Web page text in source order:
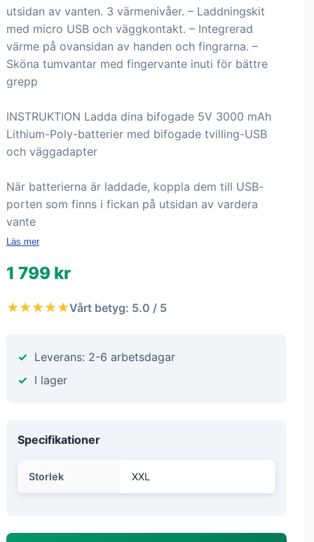
utsidan av vanten. 3 värmenivåer. – Laddningskit
med micro USB och väggkontakt. – Integrerad
värme på ovansidan av handen och fingrarna. –
Sköna tumvantar med fingervante inuti för bättre
grepp
INSTRUKTION Ladda dina bifogade 5V 3000 mAh
Lithium-Poly-batterier med bifogade tvilling-USB
och väggadapter
När batterierna är laddade, koppla dem till USB-
porten som finns i fickan på utsidan av vardera
vante
Läs mer
1 799 kr
★★★★★Vårt betyg: 5.0 / 5
Leverans: 2-6 arbetsdagar
I lager
Specifikationer
Storlek XXL